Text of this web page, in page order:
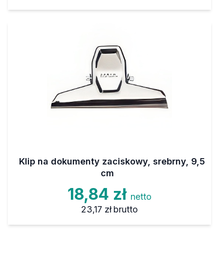
Klip na dokumenty zaciskowy, srebrny, 9,5
cm
18,84 zł netto
23,17 zł brutto